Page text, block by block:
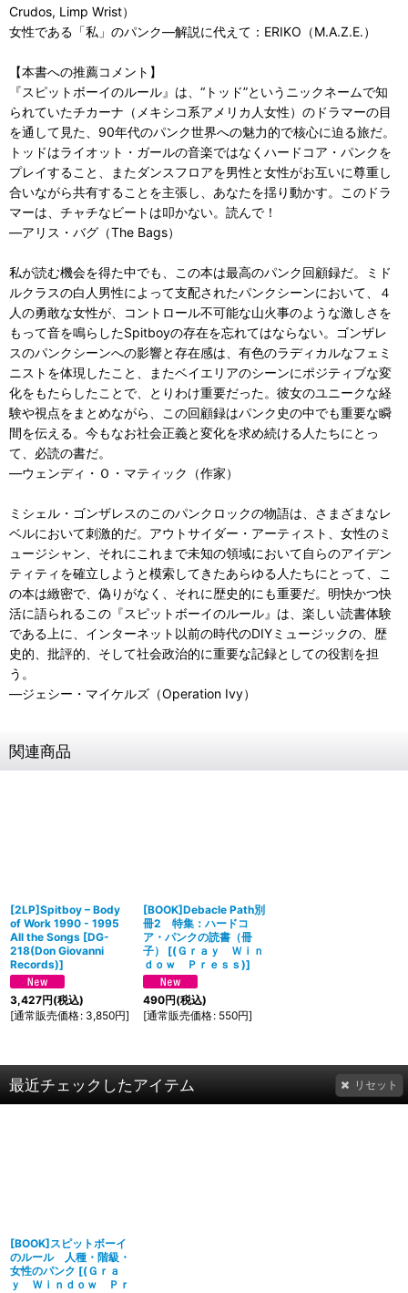
Crudos, Limp Wrist）
女性である「私」のパンク―解説に代えて：ERIKO（M.A.Z.E.）
【本書への推薦コメント】
『スピットボーイのルール』は、“トッド”というニックネームで知
られていたチカーナ（メキシコ系アメリカ人女性）のドラマーの目
を通して見た、90年代のパンク世界への魅力的で核心に迫る旅だ。
トッドはライオット・ガールの音楽ではなくハードコア・パンクを
プレイすること、またダンスフロアを男性と女性がお互いに尊重し
合いながら共有することを主張し、あなたを揺り動かす。このドラ
マーは、チャチなビートは叩かない。読んで！
―アリス・バグ（The Bags）
私が読む機会を得た中でも、この本は最高のパンク回顧録だ。ミド
ルクラスの白人男性によって支配されたパンクシーンにおいて、４
人の勇敢な女性が、コントロール不可能な山火事のような激しさを
もって音を鳴らしたSpitboyの存在を忘れてはならない。ゴンザレ
スのパンクシーンへの影響と存在感は、有色のラディカルなフェミ
ニストを体現したこと、またベイエリアのシーンにポジティブな変
化をもたらしたことで、とりわけ重要だった。彼女のユニークな経
験や視点をまとめながら、この回顧録はパンク史の中でも重要な瞬
間を伝える。今もなお社会正義と変化を求め続ける人たちにとっ
て、必読の書だ。
―ウェンディ・Ｏ・マティック（作家）
ミシェル・ゴンザレスのこのパンクロックの物語は、さまざまなレ
ベルにおいて刺激的だ。アウトサイダー・アーティスト、女性のミ
ュージシャン、それにこれまで未知の領域において自らのアイデン
ティティを確立しようと模索してきたあらゆる人たちにとって、こ
の本は緻密で、偽りがなく、それに歴史的にも重要だ。明快かつ快
活に語られるこの『スピットボーイのルール』は、楽しい読書体験
である上に、インターネット以前の時代のDIYミュージックの、歴
史的、批評的、そして社会政治的に重要な記録としての役割を担
う。
―ジェシー・マイケルズ（Operation Ivy）
関連商品
[2LP]Spitboy ‎– Body
of Work 1990 - 1995
All the Songs [DG-
218(Don Giovanni
Records)]
3,427円(税込)
[通常販売価格: 3,850円]
[BOOK]Debacle Path別
冊2 特集：ハードコ
ア・パンクの読書（冊
子）
[(Ｇｒａｙ Ｗｉｎ
ｄｏｗ Ｐｒｅｓｓ)]
490円(税込)
[通常販売価格: 550円]
最近チェックしたアイテム リセット
[BOOK]スピットボーイ
のルール 人種・階級・
女性のパンク [(Ｇｒａ
ｙ Ｗｉｎｄｏｗ Ｐｒ